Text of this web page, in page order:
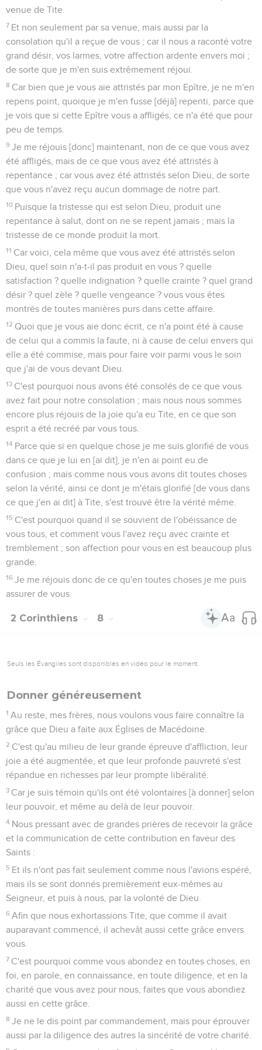
venue de Tite.
7 Et non seulement par sa venue, mais aussi par la
consolation qu'il a reçue de vous ; car il nous a raconté votre
grand désir, vos larmes, votre affection ardente envers moi ;
de sorte que je m'en suis extrêmement réjoui.
8 Car bien que je vous aie attristés par mon Epître, je ne m'en
repens point, quoique je m'en fusse [déjà] repenti, parce que
je vois que si cette Epître vous a affligés, ce n'a été que pour
peu de temps.
9 Je me réjouis [donc] maintenant, non de ce que vous avez
été affligés, mais de ce que vous avez été attristés à
repentance ; car vous avez été attristés selon Dieu, de sorte
que vous n'avez reçu aucun dommage de notre part.
10 Puisque la tristesse qui est selon Dieu, produit une
repentance à salut, dont on ne se repent jamais ; mais la
tristesse de ce monde produit la mort.
11 Car voici, cela même que vous avez été attristés selon
Dieu, quel soin n'a-t-il pas produit en vous ? quelle
satisfaction ? quelle indignation ? quelle crainte ? quel grand
désir ? quel zèle ? quelle vengeance ? vous vous êtes
montrés de toutes manières purs dans cette affaire.
12 Quoi que je vous aie donc écrit, ce n'a point été à cause
de celui qui a commis la faute, ni à cause de celui envers qui
elle a été commise, mais pour faire voir parmi vous le soin
que j'ai de vous devant Dieu.
13 C'est pourquoi nous avons été consolés de ce que vous
avez fait pour notre consolation ; mais nous nous sommes
encore plus réjouis de la joie qu'a eu Tite, en ce que son
esprit a été recréé par vous tous.
14 Parce que si en quelque chose je me suis glorifié de vous
dans ce que je lui en [ai dit], je n'en ai point eu de
confusion ; mais comme nous vous avons dit toutes choses
selon la vérité, ainsi ce dont je m'étais glorifié [de vous dans
ce que j'en ai dit] à Tite, s'est trouvé être la vérité même.
15 C'est pourquoi quand il se souvient de l'obéissance de
vous tous, et comment vous l'avez reçu avec crainte et
tremblement ; son affection pour vous en est beaucoup plus
grande.
16 Je me réjouis donc de ce qu'en toutes choses je me puis
assurer de vous.
2 Corinthiens 8
Seuls les Évangiles sont disponibles en vidéo pour le moment.
Donner généreusement
1 Au reste, mes frères, nous voulons vous faire connaître la
grâce que Dieu a faite aux Églises de Macédoine.
2 C'est qu'au milieu de leur grande épreuve d'affliction, leur
joie a été augmentée, et que leur profonde pauvreté s'est
répandue en richesses par leur prompte libéralité.
3 Car je suis témoin qu'ils ont été volontaires [à donner] selon
leur pouvoir, et même au delà de leur pouvoir.
4 Nous pressant avec de grandes prières de recevoir la grâce
et la communication de cette contribution en faveur des
Saints :
5 Et ils n'ont pas fait seulement comme nous l'avions espéré,
mais ils se sont donnés premièrement eux-mêmes au
Seigneur, et puis à nous, par la volonté de Dieu.
6 Afin que nous exhortassions Tite, que comme il avait
auparavant commencé, il achevât aussi cette grâce envers
vous.
7 C'est pourquoi comme vous abondez en toutes choses, en
foi, en parole, en connaissance, en toute diligence, et en la
charité que vous avez pour nous, faites que vous abondiez
aussi en cette grâce.
8 Je ne le dis point par commandement, mais pour éprouver
aussi par la diligence des autres la sincérité de votre charité.